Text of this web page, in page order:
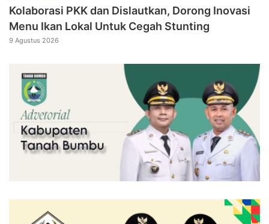
Kolaborasi PKK dan Dislautkan, Dorong Inovasi
Menu Ikan Lokal Untuk Cegah Stunting
9 Agustus 2026